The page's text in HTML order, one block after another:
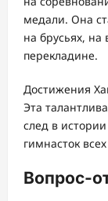
медали. Она
на брусьях,
перекладине.
Достижения
Эта
след в
гимнасток
Вопрос-